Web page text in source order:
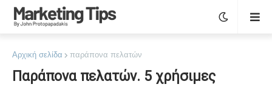
Αρχική σελίδα παράπονα πελατών
Παράπονα πελατών. 5 χρήσιμες